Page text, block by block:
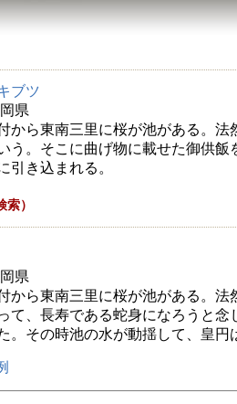
ブツ
県
から東南三里に桜が池がある。法
う。そこに曲げ物に載せた御供飯
引き込まれる。
）
県
から東南三里に桜が池がある。法
て、長寿である蛇身になろうと念
。その時池の水が動揺して、皇円